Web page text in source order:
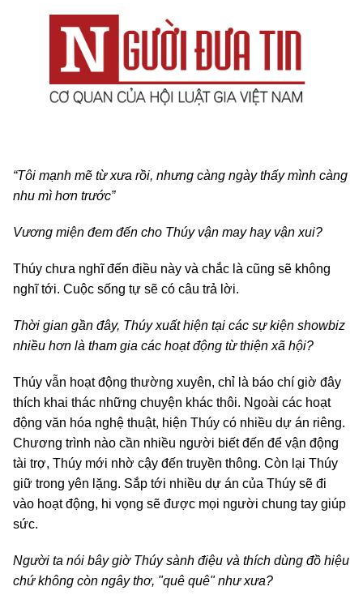
“Tôi mạnh mẽ từ xưa rồi, nhưng càng ngày thấy mình càng
nhu mì hơn trước”
Vương miện đem đến cho Thúy vận may hay vận xui?
Thúy chưa nghĩ đến điều này và chắc là cũng sẽ không
nghĩ tới. Cuộc sống tự sẽ có câu trả lời.
Thời gian gần đây, Thúy xuất hiện tại các sự kiện showbiz
nhiều hơn là tham gia các hoạt động từ thiện xã hội?
Thúy vẫn hoạt động thường xuyên, chỉ là báo chí giờ đây
thích khai thác những chuyện khác thôi. Ngoài các hoạt
động văn hóa nghệ thuật, hiện Thúy có nhiều dự án riêng.
Chương trình nào cần nhiều người biết đến để vận động
tài trợ, Thúy mới nhờ cậy đến truyền thông. Còn lại Thúy
giữ trong yên lặng. Sắp tới nhiều dự án của Thúy sẽ đi
vào hoạt động, hi vọng sẽ được mọi người chung tay giúp
sức.
Người ta nói bây giờ Thúy sành điệu và thích dùng đồ hiệu
chứ không còn ngây thơ, "quê quê" như xưa?